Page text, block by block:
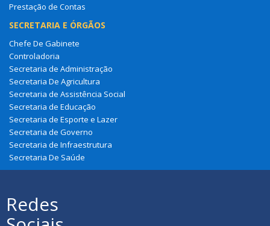
Prestação de Contas
SECRETARIA E ÓRGÃOS
Chefe De Gabinete
Controladoria
Secretaria de Administração
Secretaria De Agricultura
Secretaria de Assistência Social
Secretaria de Educação
Secretaria de Esporte e Lazer
Secretaria de Governo
Secretaria de Infraestrutura
Secretaria De Saúde
Redes